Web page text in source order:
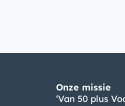
Onze missie
‘Van 50 plus